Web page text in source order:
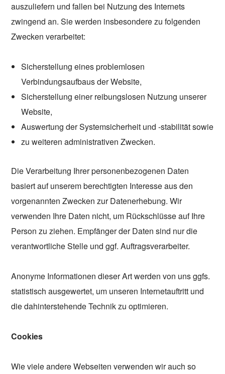
auszuliefern und fallen bei Nutzung des Internets
zwingend an. Sie werden insbesondere zu folgenden
Zwecken verarbeitet:
Sicherstellung eines problemlosen
Verbindungsaufbaus der Website,
Sicherstellung einer reibungslosen Nutzung unserer
Website,
Auswertung der Systemsicherheit und -stabilität sowie
zu weiteren administrativen Zwecken.
Die Verarbeitung Ihrer personenbezogenen Daten
basiert auf unserem berechtigten Interesse aus den
vorgenannten Zwecken zur Datenerhebung. Wir
verwenden Ihre Daten nicht, um Rückschlüsse auf Ihre
Person zu ziehen. Empfänger der Daten sind nur die
verantwortliche Stelle und ggf. Auftragsverarbeiter.
Anonyme Informationen dieser Art werden von uns ggfs.
statistisch ausgewertet, um unseren Internetauftritt und
die dahinterstehende Technik zu optimieren.
Cookies
Wie viele andere Webseiten verwenden wir auch so